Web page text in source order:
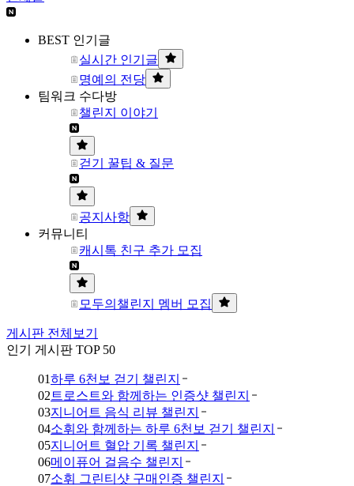
BEST 인기글
실시간 인기글
명예의 전당
팀워크 수다방
챌린지 이야기
걷기 꿀팁 & 질문
공지사항
커뮤니티
캐시톡 친구 추가 모집
모두의챌린지 멤버 모집
게시판 전체보기
인기 게시판 TOP 50
01하루 6천보 걷기 챌린지
02 트로스트와 함께하는 인증샷 챌린지
03지니어트 음식 리뷰 챌린지
04소휘와 함께하는 하루 6천보 걷기 챌린지
05지니어트 혈압 기록 챌린지
06메이퓨어 걸음수 챌린지
07소휘 그린티샷 구매인증 챌린지